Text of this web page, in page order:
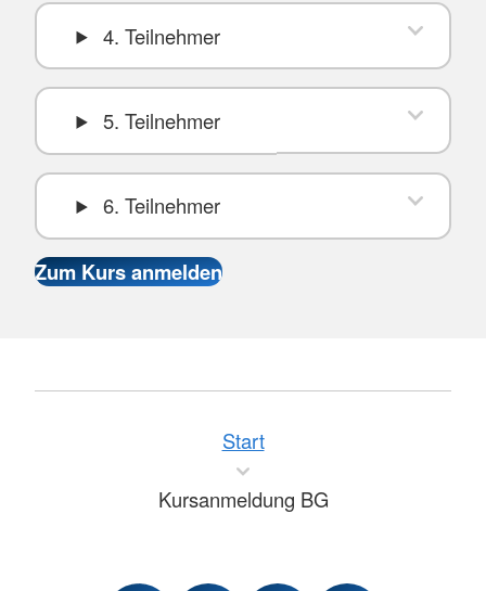
4. Teilnehmer
5. Teilnehmer
6. Teilnehmer
Start
Kursanmeldung BG